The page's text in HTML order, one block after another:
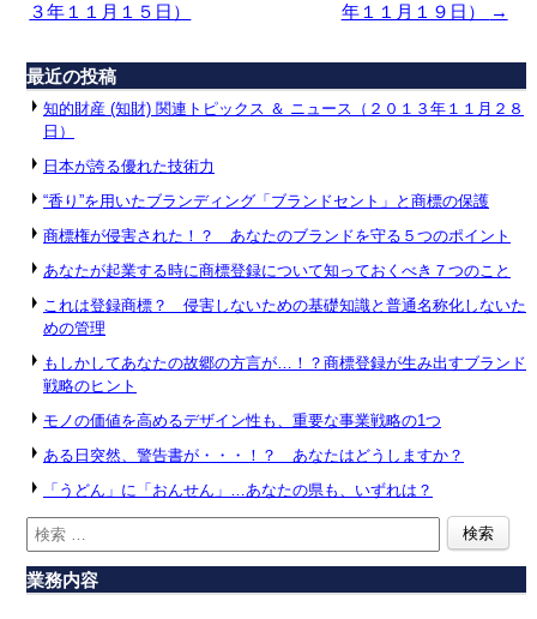
３年１１月１５日）
年１１月１９日）
→
最近の投稿
知的財産 (知財) 関連トピックス ＆ ニュース（２０１３年１１月２８
日）
日本が誇る優れた技術力
“香り”を用いたブランディング「ブランドセント」と商標の保護
商標権が侵害された！？ あなたのブランドを守る５つのポイント
あなたが起業する時に商標登録について知っておくべき７つのこと
これは登録商標？ 侵害しないための基礎知識と普通名称化しないた
めの管理
もしかしてあなたの故郷の方言が…！？商標登録が生み出すブランド
戦略のヒント
モノの価値を高めるデザイン性も、重要な事業戦略の1つ
ある日突然、警告書が・・・！？ あなたはどうしますか？
「うどん」に「おんせん」…あなたの県も、いずれは？
業務内容